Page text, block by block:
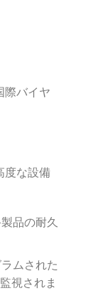
際バイヤ
度な設備
品の耐久
ムされた
視されま